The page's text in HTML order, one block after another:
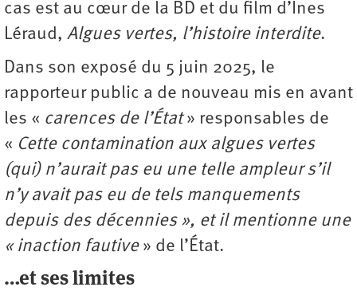
cas est au cœur de la BD et du film d’Ines
Léraud, Algues vertes, l’histoire interdite.
Dans son exposé du 5 juin 2025, le
rapporteur public a de nouveau mis en avant
les « carences de l’État» responsables de
« Cette contamination aux algues vertes
(qui)n’aurait pas eu une telle ampleur s’il
n’y avait pas eu de tels manquements
depuis des décennies », et il mentionne une
« inaction fautive» de l’État.
…et ses limites